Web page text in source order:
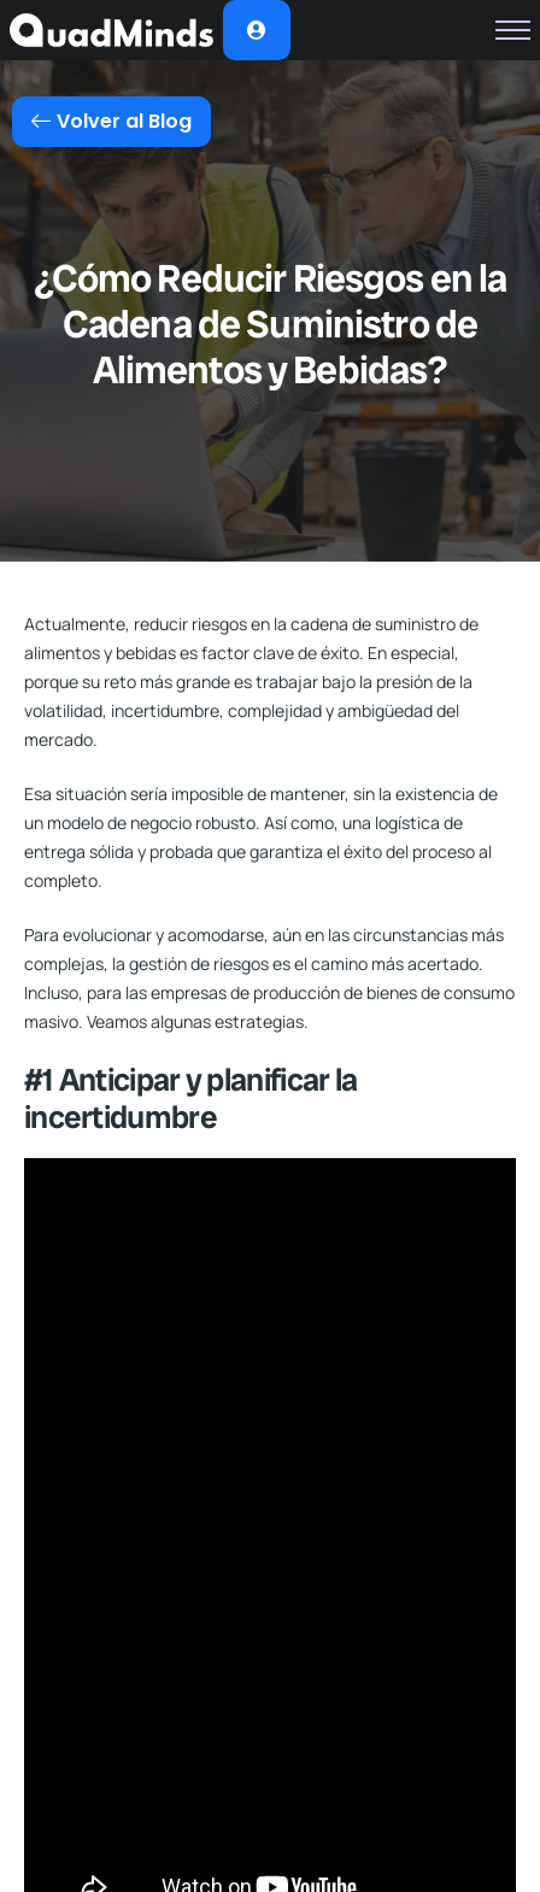
Soluciones
Módulos
Casos de Éxito
Planes
Nosotros
Volver al Blog
¿Cómo Reducir Riesgos en la
Cadena de Suministro de
Alimentos y Bebidas?
Actualmente, reducir riesgos en la cadena de suministrode
alimentos y bebidas es factor clave de éxito. En especial,
porque su reto más grande es trabajar bajo la presión de la
volatilidad, incertidumbre, complejidad y ambigüedad del
mercado.
Esa situación sería imposible de mantener, sin la existencia de
un modelo de negocio robusto. Así como, una logística de
entrega sólida y probada que garantiza el éxito del proceso al
completo.
Para evolucionar y acomodarse, aún en las circunstancias más
complejas, la gestión de riesgos es el camino más acertado.
Incluso, para las empresas de producción de bienes de consumo
masivo. Veamos algunas estrategias.
#1 Anticipar y planificar la
incertidumbre